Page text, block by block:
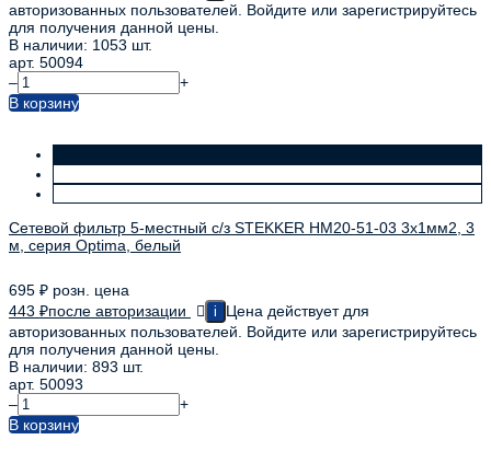
авторизованных пользователей. Войдите или зарегистрируйтесь
для получения данной цены.
В наличии: 1053 шт.
арт. 50094
–
+
В корзину
Сетевой фильтр 5-местный с/з STEKKER HM20-51-03 3x1мм2, 3
м, серия Optima, белый
695 ₽ розн. цена
443 ₽после авторизации i
Цена действует для
авторизованных пользователей. Войдите или зарегистрируйтесь
для получения данной цены.
В наличии: 893 шт.
арт. 50093
–
+
В корзину